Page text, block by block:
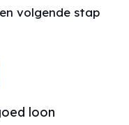
volgende stap
loon